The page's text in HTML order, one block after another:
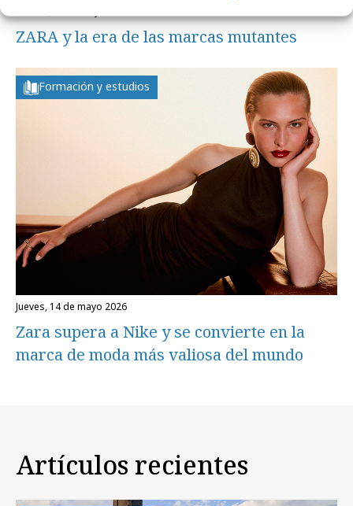
ZARA y la era de las marcas mutantes
Formación y estudios
jueves, 14 de mayo 2026
Zara supera a Nike y se convierte en la
marca de moda más valiosa del mundo
Artículos recientes